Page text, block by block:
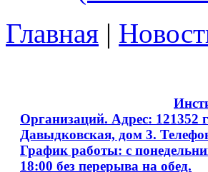
Главная |
Организаций. Адрес: 121352
Давыдковская, дом 3.
График работы: с
18:00 без перерыва на обед.